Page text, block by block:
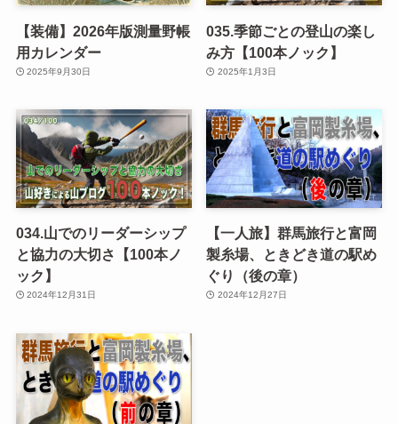
【装備】2026年版測量野帳
用カレンダー
2025年9月30日
035.季節ごとの登山の楽し
み方【100本ノック】
2025年1月3日
034.山でのリーダーシップ
と協力の大切さ【100本ノ
ック】
2024年12月31日
【一人旅】群馬旅行と富岡
製糸場、ときどき道の駅め
ぐり（後の章）
2024年12月27日